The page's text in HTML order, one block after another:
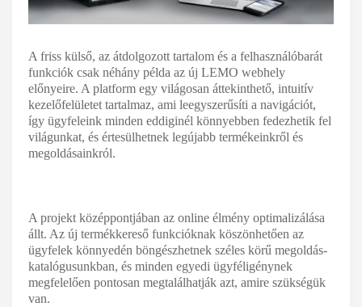
A friss külső, az átdolgozott tartalom és a felhasználóbarát
funkciók csak néhány példa az új LEMO webhely
előnyeire. A platform egy világosan áttekinthető, intuitív
kezelőfelületet tartalmaz, ami leegyszerűsíti a navigációt,
így ügyfeleink minden eddiginél könnyebben fedezhetik fel
világunkat, és értesülhetnek legújabb termékeinkről és
megoldásainkról.
A projekt középpontjában az online élmény optimalizálása
állt. Az új termékkereső funkcióknak köszönhetően az
ügyfelek könnyedén böngészhetnek széles körű megoldás-
katalógusunkban, és minden egyedi ügyféligénynek
megfelelően pontosan megtalálhatják azt, amire szükségük
van.